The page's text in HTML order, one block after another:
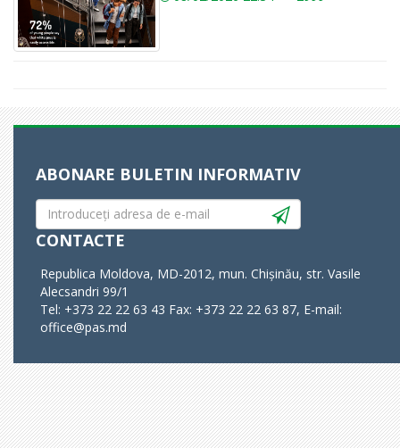
ABONARE BULETIN INFORMATIV
CONTACTE
Republica Moldova, MD-2012, mun. Chișinău, str. Vasile
Alecsandri 99/1
Tel: +373 22 22 63 43 Fax: +373 22 22 63 87, E-mail:
office@pas.md